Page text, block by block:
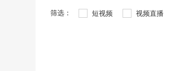
筛选： 短视频 视频直播